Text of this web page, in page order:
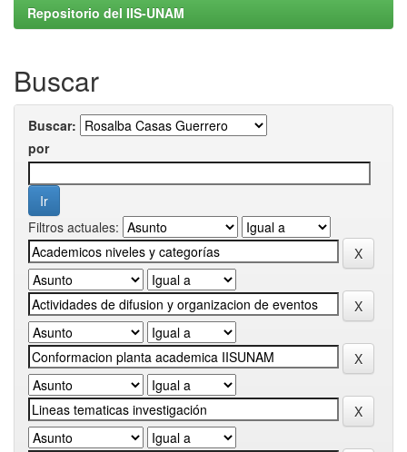
Repositorio del IIS-UNAM
Buscar
Buscar:
por
Filtros actuales: